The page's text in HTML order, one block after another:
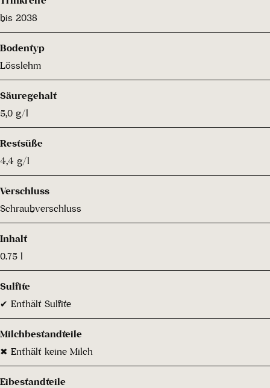
bis 2038
Bodentyp
Lösslehm
Säuregehalt
5,0 g/l
Restsüße
4,4 g/l
Verschluss
Schraubverschluss
Inhalt
0.75 l
Sulfite
✔ Enthält Sulfite
Milchbestandteile
✖ Enthält keine Milch
Eibestandteile